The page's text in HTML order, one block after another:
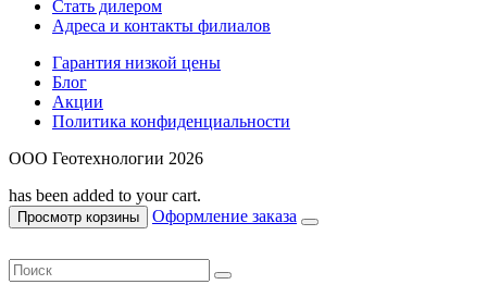
Стать дилером
Адреса и контакты филиалов
Гарантия низкой цены
Блог
Акции
Политика конфиденциальности
ООО Геотехнологии 2026
has been added to your cart.
Просмотр корзины Оформление заказа